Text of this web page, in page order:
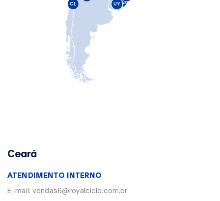
UY
CL
Ceará
ATENDIMENTO INTERNO
E-mail:vendas6@royalciclo.com.br